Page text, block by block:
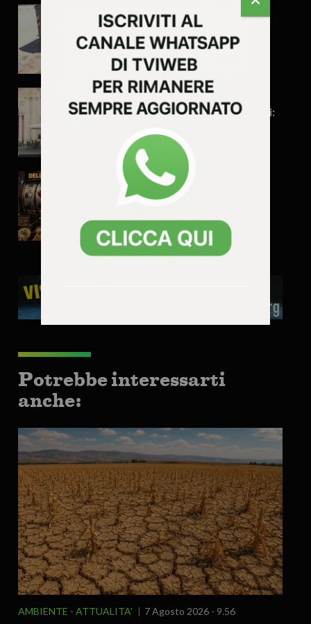
Vicenza, troppe erbacce:
così non va secondo FdI
Il grande inciucio del
vicentino per le provinciali:
alleati?
Influencer, starlette,
tronisti: perché sono
Potrebbe interessarti
anche:
AMBIENTE ATTUALITA' 7 Agosto 2026 - 9.56